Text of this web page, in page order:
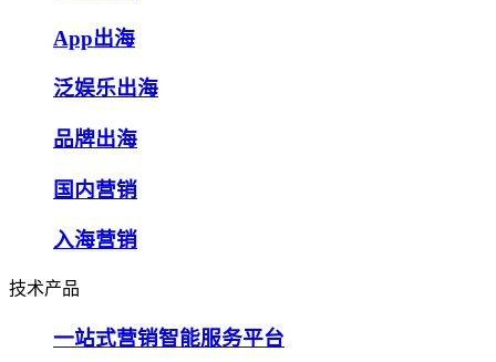
App出海
泛娱乐出海
品牌出海
国内营销
入海营销
技术产品
一站式营销智能服务平台